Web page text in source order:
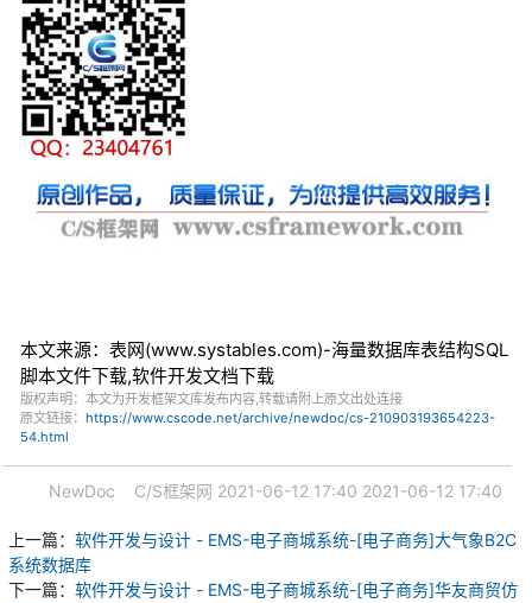
本文来源：表网(www.systables.com)-海量数据库表结构SQL
脚本文件下载,软件开发文档下载
版权声明：本文为开发框架文库发布内容,转载请附上原文出处连接
原文链接： https://www.cscode.net/archive/newdoc/cs-210903193654223-
54.html
NewDoc C/S框架网 2021-06-12 17:40 2021-06-12 17:40
上一篇： 软件开发与设计 - EMS-电子商城系统-[电子商务]大气象B2C
系统数据库
下一篇： 软件开发与设计 - EMS-电子商城系统-[电子商务]华友商贸仿